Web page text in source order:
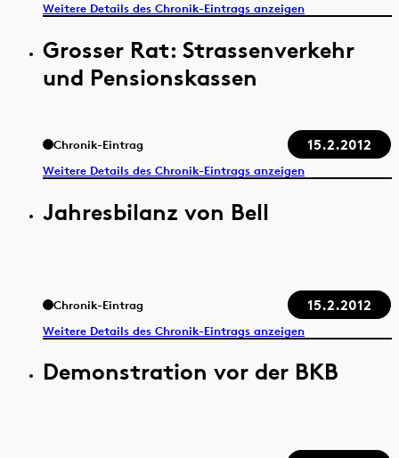
Weitere Details des Chronik-Eintrags anzeigen
Grosser Rat: Strassenverkehr
und Pensionskassen
Chronik-Eintrag 15.2.2012
Weitere Details des Chronik-Eintrags anzeigen
Jahresbilanz von Bell
Chronik-Eintrag 15.2.2012
Weitere Details des Chronik-Eintrags anzeigen
Demonstration vor der BKB